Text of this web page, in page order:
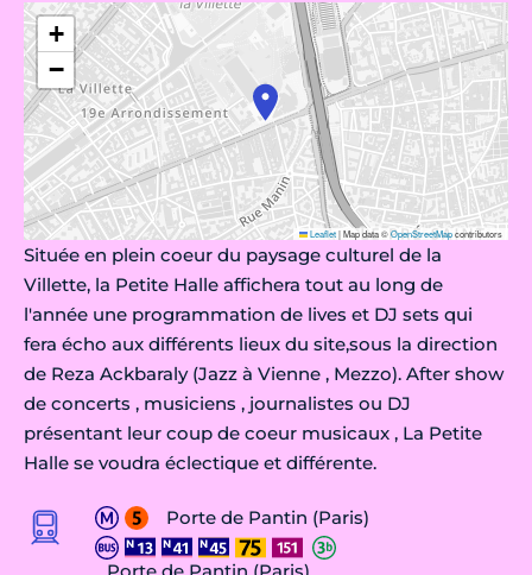
+
−
Leaflet|Map data ©OpenStreetMapcontributors
Située en plein coeur du paysage culturel de la
Villette, la Petite Halle affichera tout au long de
l'année une programmation de lives et DJ sets qui
fera écho aux différents lieux du site,sous la direction
de Reza Ackbaraly (Jazz à Vienne , Mezzo). After show
de concerts , musiciens , journalistes ou DJ
présentant leur coup de coeur musicaux , La Petite
Halle se voudra éclectique et différente.
Porte de Pantin (Paris)